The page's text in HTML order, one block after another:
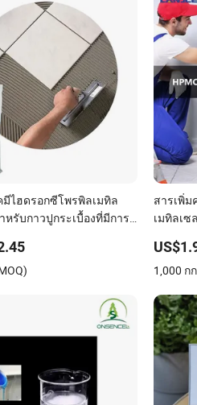
มีไฮดรอกซีโพรพิลเมทิล
หรับกาวปูกระเบื้องที่มีการ
สารเพิ่
เมทิลเซ
1,000 ก